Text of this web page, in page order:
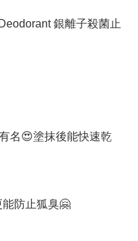
銀離子殺菌止
名😍塗抹後能快速乾
防止狐臭🤗